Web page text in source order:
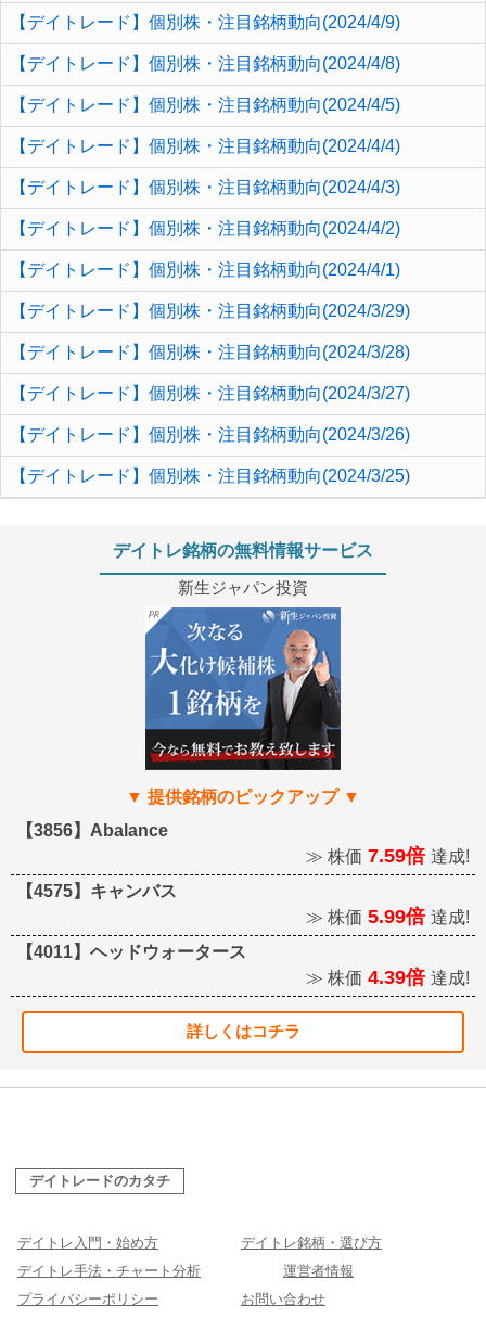
【デイトレード】個別株・注目銘柄動向(2024/4/9)
【デイトレード】個別株・注目銘柄動向(2024/4/8)
【デイトレード】個別株・注目銘柄動向(2024/4/5)
【デイトレード】個別株・注目銘柄動向(2024/4/4)
【デイトレード】個別株・注目銘柄動向(2024/4/3)
【デイトレード】個別株・注目銘柄動向(2024/4/2)
【デイトレード】個別株・注目銘柄動向(2024/4/1)
【デイトレード】個別株・注目銘柄動向(2024/3/29)
【デイトレード】個別株・注目銘柄動向(2024/3/28)
【デイトレード】個別株・注目銘柄動向(2024/3/27)
【デイトレード】個別株・注目銘柄動向(2024/3/26)
【デイトレード】個別株・注目銘柄動向(2024/3/25)
デイトレ銘柄の無料情報サービス
新生ジャパン投資
【3856】Abalance
≫ 株価 7.59倍 達成!
【4575】キャンバス
≫ 株価 5.99倍 達成!
【4011】ヘッドウォータース
≫ 株価 4.39倍 達成!
詳しくはコチラ
デイトレードのカタチ
デイトレ入門・始め方
デイトレ銘柄・選び方
デイトレ手法・チャート分析
運営者情報
プライバシーポリシー
お問い合わせ